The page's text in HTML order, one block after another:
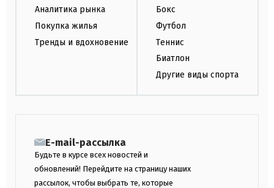
Аналитика рынка
Покупка жилья
Тренды и вдохновение
Бокс
Футбол
Теннис
Биатлон
Другие виды спорта
E-mail-рассылка
Будьте в курсе всех новостей и
обновлений! Перейдите на страницу наших
рассылок, чтобы выбрать те, которые